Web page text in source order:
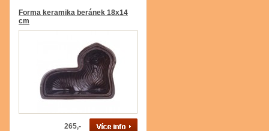
Forma keramika beránek 18x14
cm
265,-